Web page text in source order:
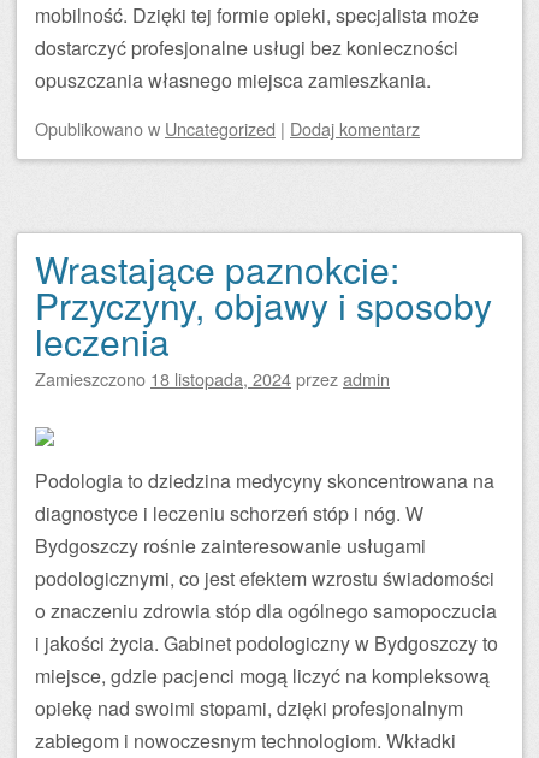
mobilność. Dzięki tej formie opieki, specjalista może
dostarczyć profesjonalne usługi bez konieczności
opuszczania własnego miejsca zamieszkania.
Opublikowanow Uncategorized | Dodaj komentarz
Wrastające paznokcie:
Przyczyny, objawy i sposoby
leczenia
Zamieszczono 18 listopada, 2024przezadmin
Podologia to dziedzina medycyny skoncentrowana na
diagnostyce i leczeniu schorzeń stóp i nóg. W
Bydgoszczy rośnie zainteresowanie usługami
podologicznymi, co jest efektem wzrostu świadomości
o znaczeniu zdrowia stóp dla ogólnego samopoczucia
i jakości życia. Gabinet podologiczny w Bydgoszczy to
miejsce, gdzie pacjenci mogą liczyć na kompleksową
opiekę nad swoimi stopami, dzięki profesjonalnym
zabiegom i nowoczesnym technologiom. Wkładki